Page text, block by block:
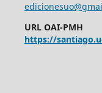
URL OAI-PMH
https://